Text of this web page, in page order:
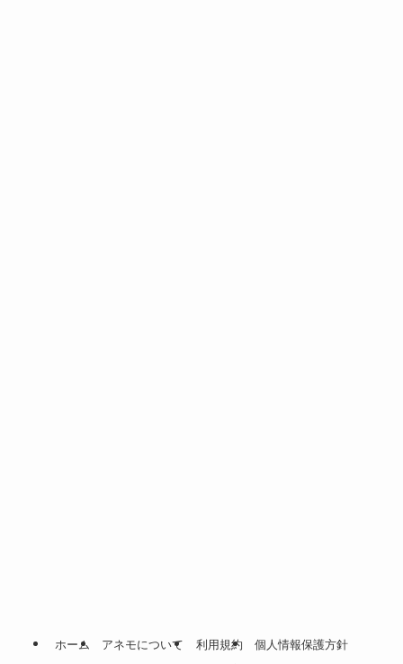
ホーム アネモについて 利用規約
個人情報保護方針